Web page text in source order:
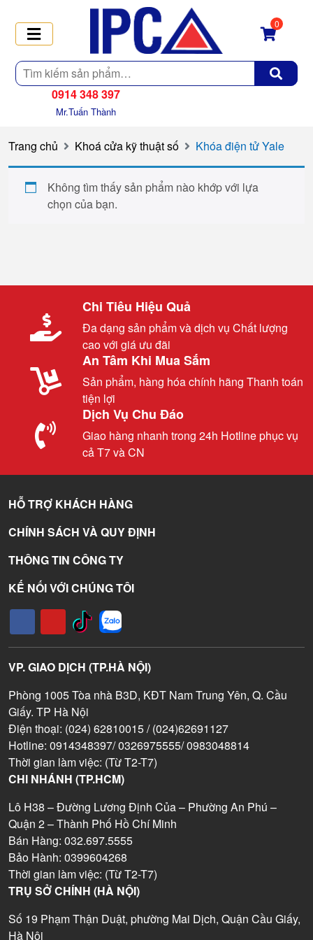
Tìm
kiếm
0
0914 348 397
Mr.Tuấn Thành
Trang chủ Khoá cửa kỹ thuật số Khóa điện tử Yale
Không tìm thấy sản phẩm nào khớp với lựa
chọn của bạn.
Chi Tiêu Hiệu Quả
Đa dạng sản phẩm và dịch vụ Chất lượng
cao với giá ưu đãi
An Tâm Khi Mua Sắm
Sản phẩm, hàng hóa chính hãng Thanh toán
tiện lợi
Dịch Vụ Chu Đáo
Giao hàng nhanh trong 24h Hotline phục vụ
cả T7 và CN
HỖ TRỢ KHÁCH HÀNG
CHÍNH SÁCH VÀ QUY ĐỊNH
THÔNG TIN CÔNG TY
KẾ NỐI VỚI CHÚNG TÔI
VP. GIAO DỊCH (TP.HÀ NỘI)
Phòng 1005 Tòa nhà B3D, KĐT Nam Trung Yên, Q. Cầu
Giấy. TP Hà Nội
Điện thoại: (024) 62810015 / (024)62691127
Hotline: 0914348397/ 0326975555/ 0983048814
Thời gian làm việc: (Từ T2-T7)
CHI NHÁNH (TP.HCM)
Lô H38 – Đường Lương Định Của – Phường An Phú –
Quận 2 – Thành Phố Hồ Chí Minh
Bán Hàng: 032.697.5555
Bảo Hành: 0399604268
Thời gian làm việc: (Từ T2-T7)
TRỤ SỞ CHÍNH (HÀ NỘI)
Số 19 Phạm Thận Duật, phường Mai Dịch, Quận Cầu Giấy,
Hà Nội